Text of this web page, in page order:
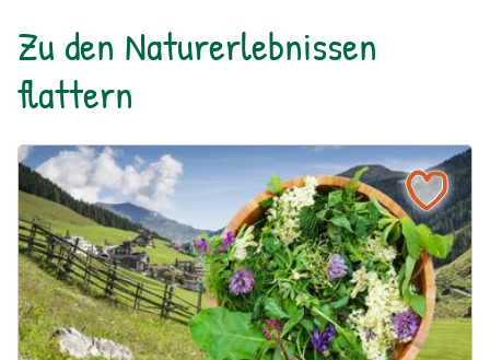
Zu den Naturerlebnissen
flattern